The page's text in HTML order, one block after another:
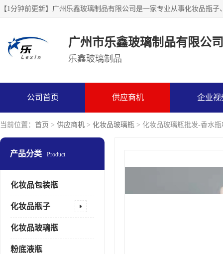
广州市乐鑫玻璃制品有限公
乐鑫玻璃制品
公司首页 供应商机 企业视
当前位置： 首页 > 供应商机 > 化妆品玻璃瓶 > 化妆品玻璃瓶批发-香水
产品分类 Product
化妆品包装瓶
化妆品瓶子
化妆品玻璃瓶
粉底液瓶